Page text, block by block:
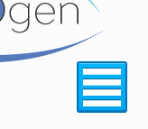
²